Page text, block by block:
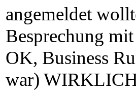
angemeldet
Besprechung
OK, Business
war)